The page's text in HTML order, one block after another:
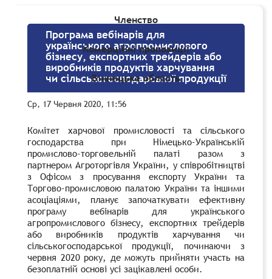
Членство
Комерційні пропозиції
Вінницька область
Програма вебінарів для
українського агропромислового
бізнесу, експортних трейдерів або
виробників продуктів харчування
чи сільськогосподарської продукції
Ср, 17 Червня 2020, 11:56
Комітет харчової промисловості та сільського
господарства при Німецько-Українській
промислово-торговельній палаті разом з
партнером Агроторгівля України, у співробітництві
з Офісом з просування експорту України та
Торгово-промисловою палатою України та іншими
асоціаціями, планує започаткувати ефективну
програму вебінарів для українського
агропромислового бізнесу, експортних трейдерів
або виробників продуктів харчування чи
сільськогосподарської продукції, починаючи з
червня 2020 року, де можуть прийняти участь на
безоплатній основі усі зацікавлені особи.